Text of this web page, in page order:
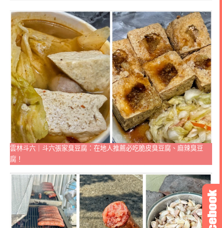
雲林斗六｜斗六張家臭豆腐：在地人推薦必吃脆皮臭豆腐、麻辣臭豆
腐！